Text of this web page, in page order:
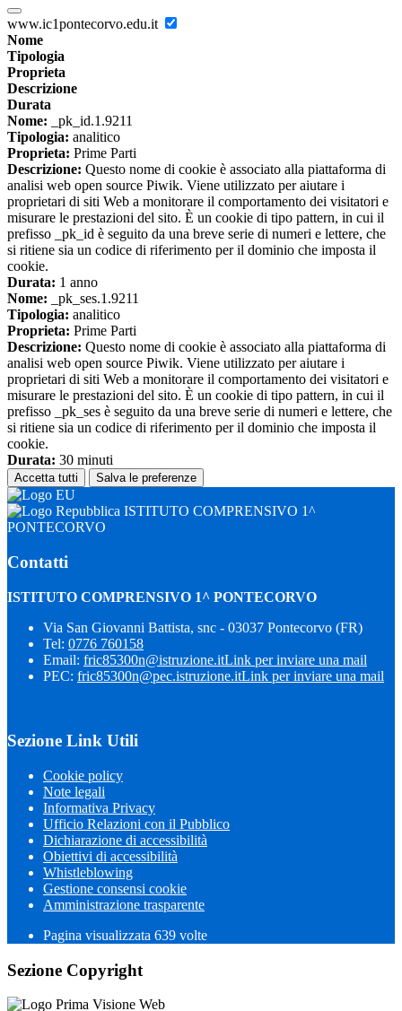
www.ic1pontecorvo.edu.it
Nome
Tipologia
Proprieta
Descrizione
Durata
Nome: _pk_id.1.9211
Tipologia: analitico
Proprieta: Prime Parti
Descrizione: Questo nome di cookie è associato alla piattaforma di
analisi web open source Piwik. Viene utilizzato per aiutare i
proprietari di siti Web a monitorare il comportamento dei visitatori e
misurare le prestazioni del sito. È un cookie di tipo pattern, in cui il
prefisso _pk_id è seguito da una breve serie di numeri e lettere, che
si ritiene sia un codice di riferimento per il dominio che imposta il
cookie.
Durata: 1 anno
Nome: _pk_ses.1.9211
Tipologia: analitico
Proprieta: Prime Parti
Descrizione: Questo nome di cookie è associato alla piattaforma di
analisi web open source Piwik. Viene utilizzato per aiutare i
proprietari di siti Web a monitorare il comportamento dei visitatori e
misurare le prestazioni del sito. È un cookie di tipo pattern, in cui il
prefisso _pk_ses è seguito da una breve serie di numeri e lettere, che
si ritiene sia un codice di riferimento per il dominio che imposta il
cookie.
Durata: 30 minuti
Accetta tutti Salva le preferenze
ISTITUTO COMPRENSIVO 1^
PONTECORVO
Contatti
ISTITUTO COMPRENSIVO 1^ PONTECORVO
Via San Giovanni Battista, snc - 03037 Pontecorvo (FR)
Tel: 0776 760158
Email: fric85300n@istruzione.itLink per inviare una mail
PEC: fric85300n@pec.istruzione.itLink per inviare una mail
Sezione Link Utili
Cookie policy
Note legali
Informativa Privacy
Ufficio Relazioni con il Pubblico
Dichiarazione di accessibilità
Obiettivi di accessibilità
Whistleblowing
Gestione consensi cookie
Amministrazione trasparente
Pagina visualizzata 639 volte
Sezione Copyright